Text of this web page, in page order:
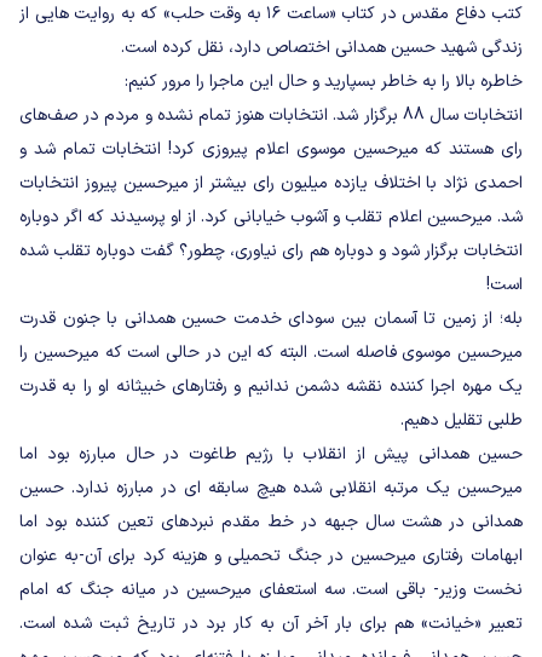
کتب دفاع مقدس در کتاب «ساعت ۱۶ به وقت حلب» که به روایت هایی از
زندگی شهید حسین همدانی اختصاص دارد، نقل کرده است.
خاطره بالا را به خاطر بسپارید و حال این ماجرا را مرور کنیم:
انتخابات سال 88 برگزار شد. انتخابات هنوز تمام نشده و مردم در صف‌های
رای هستند که میرحسین موسوی اعلام پیروزی کرد! انتخابات تمام شد و
احمدی نژاد با اختلاف یازده میلیون رای بیشتر از میرحسین پیروز انتخابات
شد. میرحسین اعلام تقلب و آشوب خیابانی کرد. از او پرسیدند که اگر دوباره
انتخابات برگزار شود و دوباره هم رای نیاوری، چطور؟ گفت دوباره تقلب شده
است!
بله؛ از زمین تا آسمان بین سودای خدمت حسین همدانی با جنون قدرت
میرحسین موسوی فاصله است. البته که این در حالی است که میرحسین را
یک مهره اجرا کننده نقشه دشمن ندانیم و رفتارهای خبیثانه او را به قدرت
طلبی تقلیل دهیم.
حسین همدانی پیش از انقلاب با رژیم طاغوت در حال مبارزه بود اما
میرحسین یک مرتبه انقلابی شده هیچ سابقه ای در مبارزه ندارد. حسین
همدانی در هشت سال جبهه در خط مقدم نبردهای تعین کننده بود اما
ابهامات رفتاری میرحسین در جنگ تحمیلی و هزینه کرد برای آن-به عنوان
نخست وزیر- باقی است. سه استعفای میرحسین در میانه جنگ که امام
تعبیر «خیانت» هم برای بار آخر آن به کار برد در تاریخ ثبت شده است.